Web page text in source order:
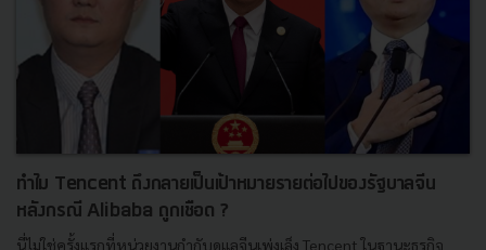
ทำไม Tencent ถึงกลายเป็นเป้าหมายรายต่อไปของรัฐบาลจีน
หลังกรณี Alibaba ถูกเชือด ?
นี่ไม่ใช่ครั้งแรกที่หน่วยงานกำกับดูแลจีนเพ่งเล็ง Tencent ในฐานะธุรกิจ